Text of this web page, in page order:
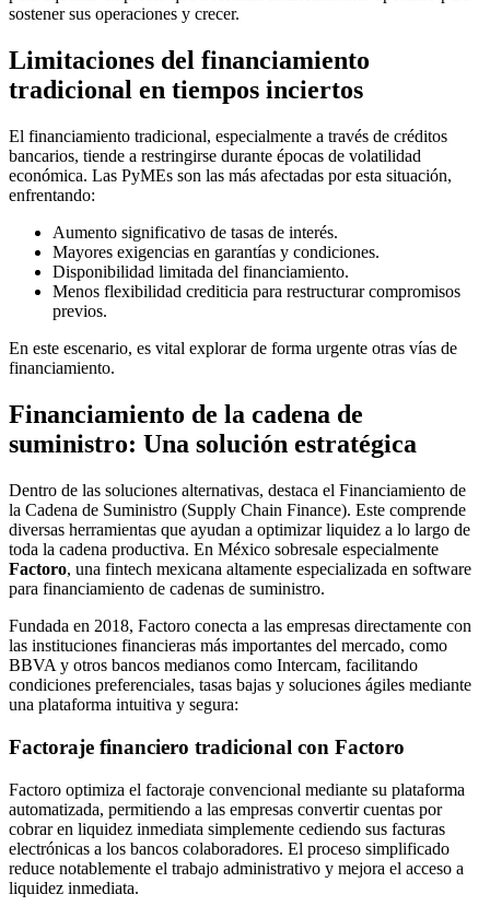
sostener sus operaciones y crecer.
Limitaciones del financiamiento
tradicional en tiempos inciertos
El financiamiento tradicional, especialmente a través de créditos
bancarios, tiende a restringirse durante épocas de volatilidad
económica. Las PyMEs son las más afectadas por esta situación,
enfrentando:
Aumento significativo de tasas de interés.
Mayores exigencias en garantías y condiciones.
Disponibilidad limitada del financiamiento.
Menos flexibilidad crediticia para restructurar compromisos
previos.
En este escenario, es vital explorar de forma urgente otras vías de
financiamiento.
Financiamiento de la cadena de
suministro: Una solución estratégica
Dentro de las soluciones alternativas, destaca el Financiamiento de
la Cadena de Suministro (Supply Chain Finance). Este comprende
diversas herramientas que ayudan a optimizar liquidez a lo largo de
toda la cadena productiva. En México sobresale especialmente
Factoro, una fintech mexicana altamente especializada en software
para financiamiento de cadenas de suministro.
Fundada en 2018, Factoro conecta a las empresas directamente con
las instituciones financieras más importantes del mercado, como
BBVA y otros bancos medianos como Intercam, facilitando
condiciones preferenciales, tasas bajas y soluciones ágiles mediante
una plataforma intuitiva y segura:
Factoraje financiero tradicional con Factoro
Factoro optimiza el factoraje convencional mediante su plataforma
automatizada, permitiendo a las empresas convertir cuentas por
cobrar en liquidez inmediata simplemente cediendo sus facturas
electrónicas a los bancos colaboradores. El proceso simplificado
reduce notablemente el trabajo administrativo y mejora el acceso a
liquidez inmediata.